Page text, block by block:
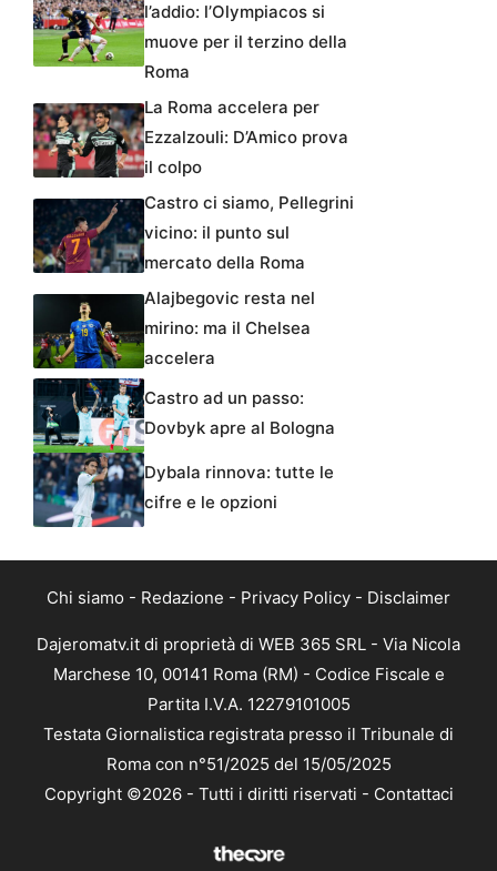
l’addio: l’Olympiacos si
muove per il terzino della
Roma
La Roma accelera per
Ezzalzouli: D’Amico prova
il colpo
Castro ci siamo, Pellegrini
vicino: il punto sul
mercato della Roma
Alajbegovic resta nel
mirino: ma il Chelsea
accelera
Castro ad un passo:
Dovbyk apre al Bologna
Dybala rinnova: tutte le
cifre e le opzioni
Chi siamo - Redazione - Privacy Policy - Disclaimer
Dajeromatv.it di proprietà di WEB 365 SRL - Via Nicola
Marchese 10, 00141 Roma (RM) - Codice Fiscale e
Partita I.V.A. 12279101005
Testata Giornalistica registrata presso il Tribunale di
Roma con n°51/2025 del 15/05/2025
Copyright ©2026 - Tutti i diritti riservati - Contattaci